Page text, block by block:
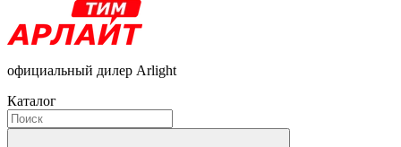
официальный дилер Arlight
Каталог